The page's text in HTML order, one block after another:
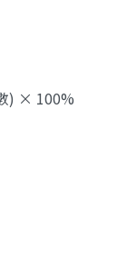
) × 100%